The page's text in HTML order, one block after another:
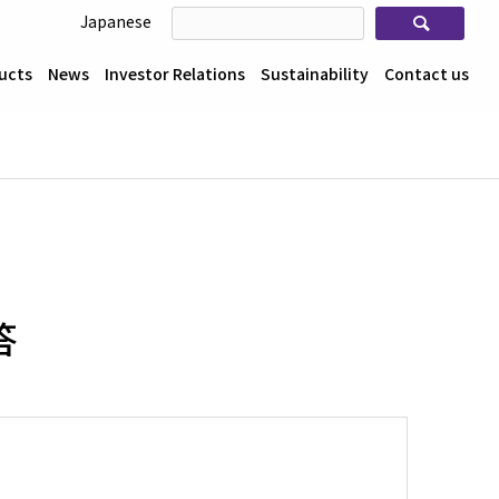
Japanese
検索
News Investor Relations Sustainability Contact us